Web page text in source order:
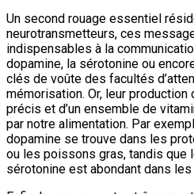
Un second rouage essentiel
neurotransmetteurs, ces
indispensables à la
dopamine, la sérotonine ou
clés de voûte des facultés
mémorisation. Or, leur production
précis et d’un ensemble de
par notre alimentation. Par
dopamine se trouve dans les
ou les poissons gras, tandis que
sérotonine est abondant dans